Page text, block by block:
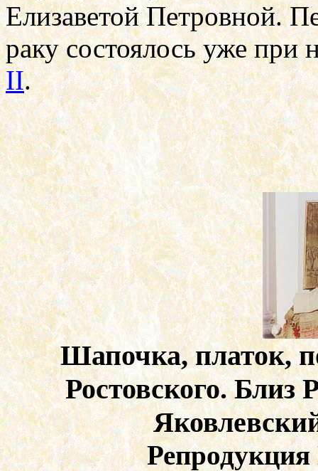
Елизаветой Петровной.
раку состоялось уже
II.
Шапочка, платок,
Ростовского. Близ